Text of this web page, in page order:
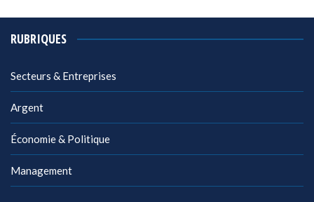
RUBRIQUES
Secteurs & Entreprises
Argent
Économie & Politique
Management